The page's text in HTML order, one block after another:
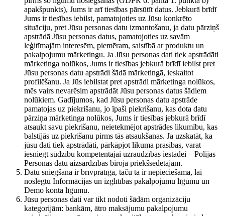
apakšpunkts), Jums ir arī tiesības pārsūtīt datus. Jebkurā brīdī
Jums ir tiesības iebilst, pamatojoties uz Jūsu konkrēto
situāciju, pret Jūsu personas datu izmantošanu, ja datu pārziņš
apstrādā Jūsu personas datus, pamatojoties uz savām
leģitīmajām interesēm, piemēram, saistībā ar produktu un
pakalpojumu mārketingu. Ja Jūsu personas dati tiek apstrādāti
mārketinga nolūkos, Jums ir tiesības jebkurā brīdī iebilst pret
Jūsu personas datu apstrādi šādā mārketingā, ieskaitot
profilēšanu. Ja Jūs iebilstat pret apstrādi mārketinga nolūkos,
mēs vairs nevarēsim apstrādāt Jūsu personas datus šādiem
nolūkiem. Gadījumos, kad Jūsu personas datu apstrāde
pamatojas uz piekrišanu, jo īpaši piekrišanu, kas dota datu
pārziņa mārketinga nolūkos, Jums ir tiesības jebkurā brīdī
atsaukt savu piekrišanu, neietekmējot apstrādes likumību, kas
balstījās uz piekrišanu pirms tās atsaukšanas. Ja uzskatāt, ka
jūsu dati tiek apstrādāti, pārkāpjot likuma prasības, varat
iesniegt sūdzību kompetentajai uzraudzības iestādei – Polijas
Personas datu aizsardzības biroja priekšsēdētājam.
Datu sniegšana ir brīvprātīga, taču tā ir nepieciešama, lai
noslēgtu Informācijas un izglītības pakalpojumu līgumu un
Demo konta līgumu.
Jūsu personas dati var tikt nodoti šādām organizāciju
kategorijām: bankām, ātro maksājumu pakalpojumu